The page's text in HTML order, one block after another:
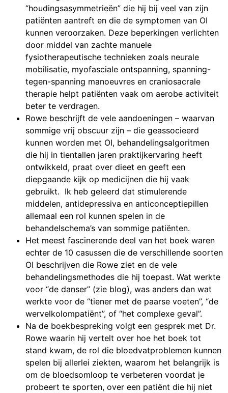
“houdingsasymmetrieën” die hij bij veel van zijn
patiënten aantreft en die de symptomen van OI
kunnen veroorzaken. Deze beperkingen verlichten
door middel van zachte manuele
fysiotherapeutische technieken zoals neurale
mobilisatie, myofasciale ontspanning, spanning-
tegen-spanning manoeuvres en craniosacrale
therapie helpt patiënten vaak om aerobe activiteit
beter te verdragen.
Rowe beschrijft de vele aandoeningen – waarvan
sommige vrij obscuur zijn – die geassocieerd
kunnen worden met OI, behandelingsalgoritmen
die hij in tientallen jaren praktijkervaring heeft
ontwikkeld, praat over dieet en geeft een
diepgaande kijk op medicijnen die hij vaak
gebruikt. Ik heb geleerd dat stimulerende
middelen, antidepressiva en anticonceptiepillen
allemaal een rol kunnen spelen in de
behandelschema’s van sommige patiënten.
Het meest fascinerende deel van het boek waren
echter de 10 casussen die de verschillende soorten
OI beschrijven die Rowe ziet en de vele
behandelingsmethodes die hij toepast. Wat werkte
voor “de danser” (zie blog), was anders dan wat
werkte voor de “tiener met de paarse voeten”, “de
wervelkolompatiënt”, of “het complexe geval”.
Na de boekbespreking volgt een gesprek met Dr.
Rowe waarin hij vertelt over hoe het boek tot
stand kwam, de rol die bloedvatproblemen kunnen
spelen bij allerlei ziekten, waarom het belangrijk is
om de bloedsomloop te verbeteren voordat je
probeert te sporten, over een patiënt die hij niet